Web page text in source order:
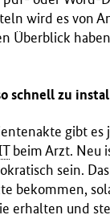
wird es von
Überblick
schnell zu
gibt es
beim Arzt. Neu
sein.
bekommen,
erhalten und